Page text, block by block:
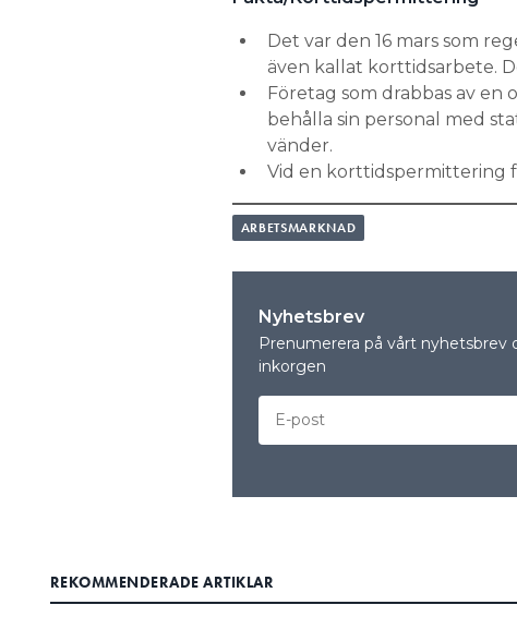
Det var den 16 mars som
även kallat korttidsarbete.
Företag som drabbas av en
behålla sin personal med
vänder.
Vid en korttidspermittering
ARBETSMARKNAD
Nyhetsbrev
Prenumerera på vårt nyhetsbrev
inkorgen
REKOMMENDERADE ARTIKLAR